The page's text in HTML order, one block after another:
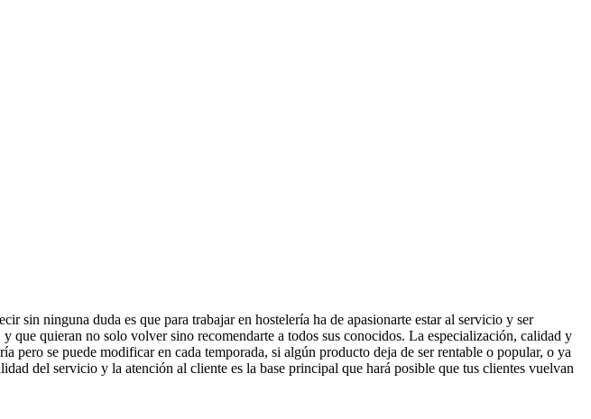
sin ninguna duda es que para trabajar en hostelería ha de apasionarte estar al servicio y ser
que quieran no solo volver sino recomendarte a todos sus conocidos. La especialización, calidad y
se puede modificar en cada temporada, si algún producto deja de ser rentable o popular, o ya
del servicio y la atención al cliente es la base principal que hará posible que tus clientes vuelvan